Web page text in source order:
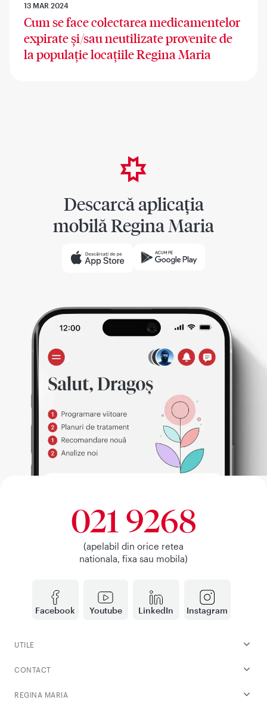
13 MAR 2024
Cum se face colectarea medicamentelor
expirate și/sau neutilizate provenite de
la populație locațiile Regina Maria
Descarcă aplicația
mobilă Regina Maria
Facebook Youtube LinkedIn Instagram
021 9268
(apelabil din orice retea
nationala, fixa sau mobila)
UTILE
CONTACT
REGINA MARIA